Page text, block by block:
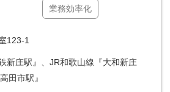
業務効率化
123-1
新庄駅』、JR和歌山線『大和新庄
田市駅』